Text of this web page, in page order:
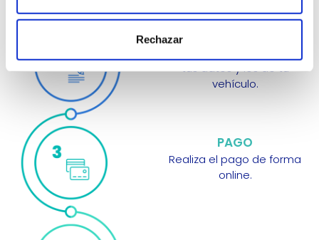
Rechazar
tus datos y los de tu
vehículo.
PAGO
Realiza el pago de forma
online.